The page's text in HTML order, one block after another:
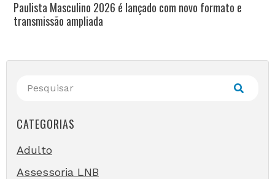
Paulista Masculino 2026 é lançado com novo formato e
transmissão ampliada
CATEGORIAS
Adulto
Assessoria LNB